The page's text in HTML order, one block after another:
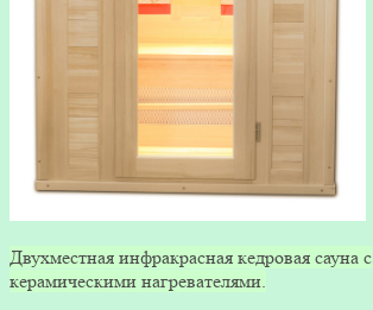
Двухместная инфракрасная кедровая сауна с
керамическими нагревателями.